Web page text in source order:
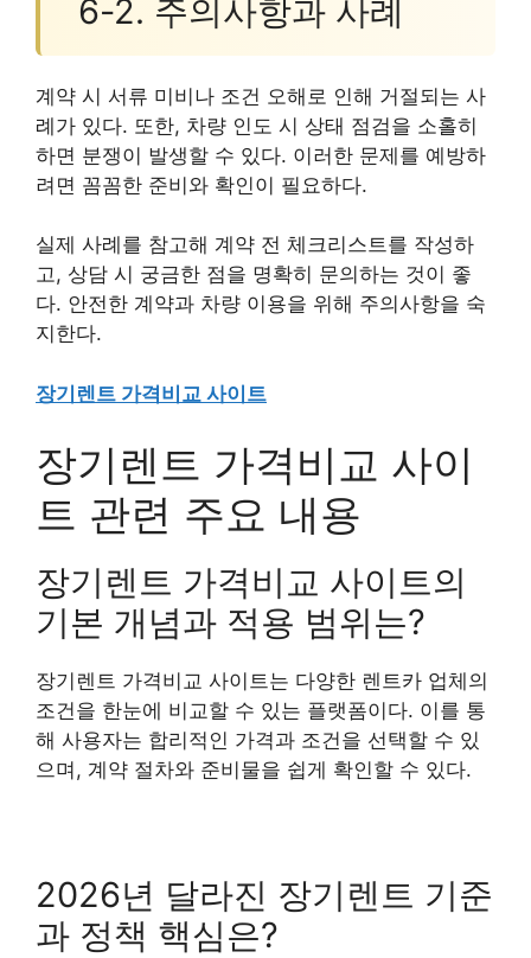
6-2. 주의사항과 사례
계약 시 서류 미비나 조건 오해로 인해 거절되는 사
례가 있다. 또한, 차량 인도 시 상태 점검을 소홀히
하면 분쟁이 발생할 수 있다. 이러한 문제를 예방하
려면 꼼꼼한 준비와 확인이 필요하다.
실제 사례를 참고해 계약 전 체크리스트를 작성하
고, 상담 시 궁금한 점을 명확히 문의하는 것이 좋
다. 안전한 계약과 차량 이용을 위해 주의사항을 숙
지한다.
장기렌트 가격비교 사이트
장기렌트 가격비교 사이
트 관련 주요 내용
장기렌트 가격비교 사이트의
기본 개념과 적용 범위는?
장기렌트 가격비교 사이트는 다양한 렌트카 업체의
조건을 한눈에 비교할 수 있는 플랫폼이다. 이를 통
해 사용자는 합리적인 가격과 조건을 선택할 수 있
으며, 계약 절차와 준비물을 쉽게 확인할 수 있다.
2026년 달라진 장기렌트 기준
과 정책 핵심은?